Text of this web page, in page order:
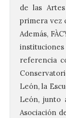
de las
primera vez
Además,
referencia
León, la
León, junto
Asociación